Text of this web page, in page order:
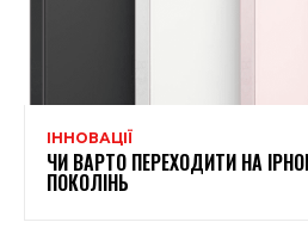
ІННОВАЦІЇ
ЧИ ВАРТО ПЕРЕХОДИТИ НА
ПОКОЛІНЬ